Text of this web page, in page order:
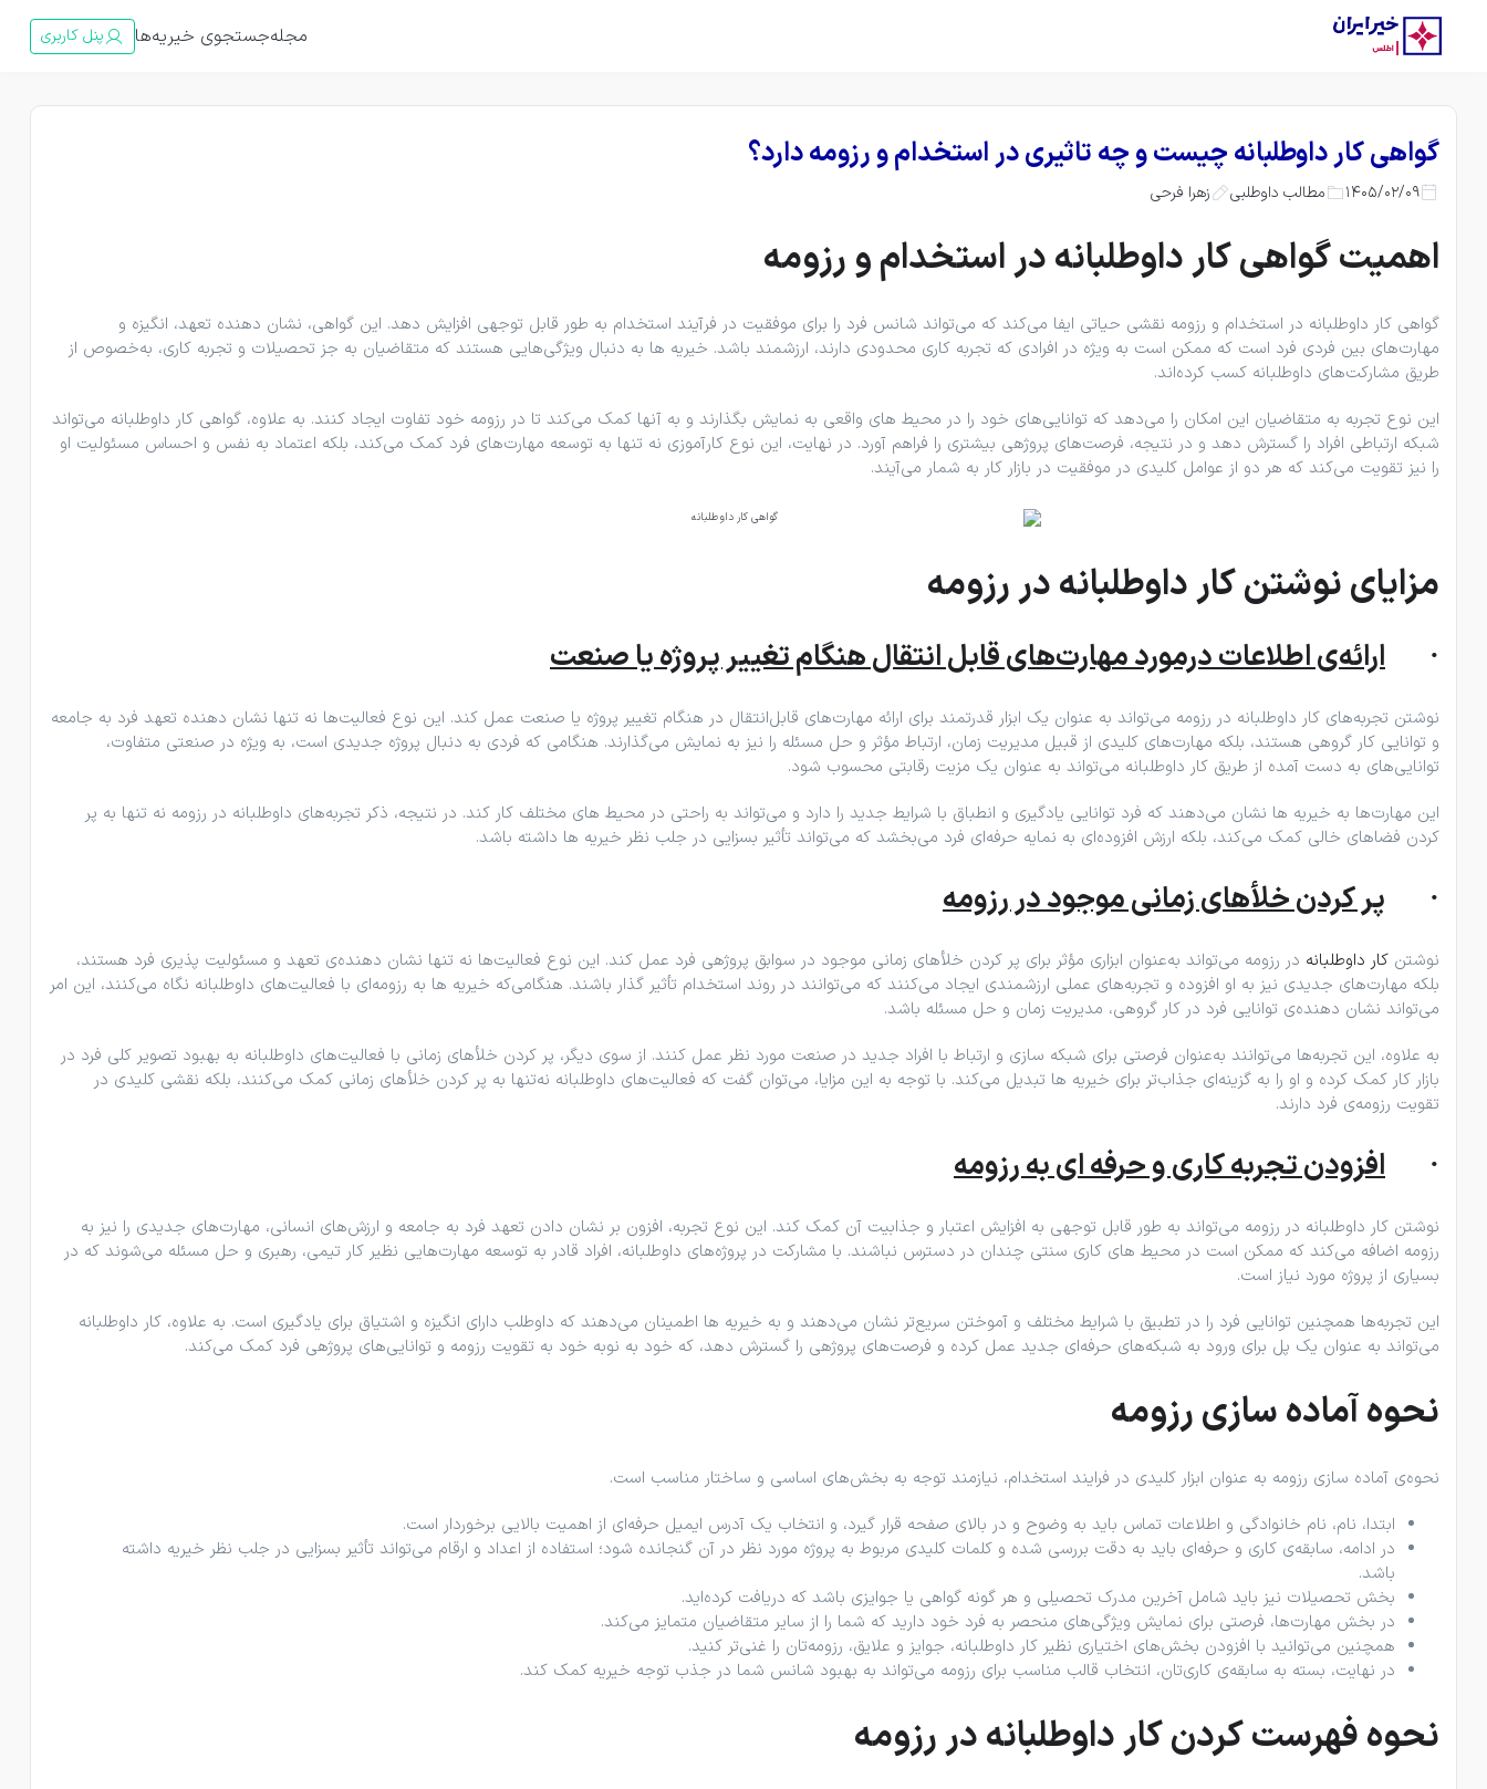
مجلهجستجوی خیریه‌ها پنل کاربری
گواهی کار داوطلبانه چیست و چه تاثیری در استخدام و رزومه دارد؟
1405/02/09 مطالب داوطلبی زهرا فرحی
اهمیت گواهی کار داوطلبانه در استخدام و رزومه
گواهی کار داوطلبانه در استخدام و رزومه نقشی حیاتی ایفا می‌کند که می‌تواند شانس فرد را برای موفقیت در فرآیند استخدام به طور قابل توجهی افزایش دهد. این گواهی، نشان ‌دهنده تعهد، انگیزه و
مهارت‌های بین ‌فردی فرد است که ممکن است به ‌ویژه در افرادی که تجربه کاری محدودی دارند، ارزشمند باشد. خیریه ها به دنبال ویژگی‌هایی هستند که متقاضیان به جز تحصیلات و تجربه کاری، به‌خصوص از
طریق مشارکت‌های داوطلبانه کسب کرده‌اند.
این نوع تجربه به متقاضیان این امکان را می‌دهد که توانایی‌های خود را در محیط ‌های واقعی به نمایش بگذارند و به آنها کمک می‌کند تا در رزومه خود تفاوت ایجاد کنند. به ‌علاوه، گواهی کار داوطلبانه می‌تواند
شبکه ارتباطی افراد را گسترش دهد و در نتیجه، فرصت‌های پروژهی بیشتری را فراهم آورد. در نهایت، این نوع کارآموزی نه ‌تنها به توسعه مهارت‌های فرد کمک می‌کند، بلکه اعتماد به نفس و احساس مسئولیت او
را نیز تقویت می‌کند که هر دو از عوامل کلیدی در موفقیت در بازار کار به شمار می‌آیند.
مزایای نوشتن کار داوطلبانه در رزومه
· ارائه‌ی اطلاعات درمورد مهارت‌های قابل ‌انتقال هنگام تغییر پروژه یا صنعت
نوشتن تجربه‌های کار داوطلبانه در رزومه می‌تواند به عنوان یک ابزار قدرتمند برای ارائه مهارت‌های قابل‌انتقال در هنگام تغییر پروژه یا صنعت عمل کند. این نوع فعالیت‌ها نه ‌تنها نشان‌ دهنده تعهد فرد به جامعه
و توانایی کار گروهی هستند، بلکه مهارت‌های کلیدی از قبیل مدیریت زمان، ارتباط مؤثر و حل مسئله را نیز به نمایش می‌گذارند. هنگامی که فردی به دنبال پروژه جدیدی است، به ‌ویژه در صنعتی متفاوت،
توانایی‌های به ‌دست ‌آمده از طریق کار داوطلبانه می‌تواند به عنوان یک مزیت رقابتی محسوب شود.
این مهارت‌ها به خیریه ها نشان می‌دهند که فرد توانایی یادگیری و انطباق با شرایط جدید را دارد و می‌تواند به ‌راحتی در محیط ‌های مختلف کار کند. در نتیجه، ذکر تجربه‌های داوطلبانه در رزومه نه ‌تنها به پر
کردن فضاهای خالی کمک می‌کند، بلکه ارزش افزوده‌ای به نمایه حرفه‌ای فرد می‌بخشد که می‌تواند تأثیر بسزایی در جلب نظر خیریه ها داشته باشد.
· پر کردن خلأهای زمانی موجود در رزومه
نوشتن کار داوطلبانه در رزومه می‌تواند به‌عنوان ابزاری مؤثر برای پر کردن خلأهای زمانی موجود در سوابق پروژهی فرد عمل کند. این نوع فعالیت‌ها نه ‌تنها نشان ‌دهنده‌ی تعهد و مسئولیت ‌پذیری فرد هستند،
بلکه مهارت‌های جدیدی نیز به او افزوده و تجربه‌های عملی ارزشمندی ایجاد می‌کنند که می‌توانند در روند استخدام تأثیر گذار باشند. هنگامی‌که خیریه ها به رزومه‌ای با فعالیت‌های داوطلبانه نگاه می‌کنند، این امر
می‌تواند نشان ‌دهنده‌ی توانایی فرد در کار گروهی، مدیریت زمان و حل مسئله باشد.
به‌ علاوه، این تجربه‌ها می‌توانند به‌عنوان فرصتی برای شبکه ‌سازی و ارتباط با افراد جدید در صنعت مورد نظر عمل کنند. از سوی دیگر، پر کردن خلأهای زمانی با فعالیت‌های داوطلبانه به بهبود تصویر کلی فرد در
بازار کار کمک کرده و او را به گزینه‌ای جذاب‌تر برای خیریه ها تبدیل می‌کند. با توجه به این مزایا، می‌توان گفت که فعالیت‌های داوطلبانه نه‌تنها به پر کردن خلأهای زمانی کمک می‌کنند، بلکه نقشی کلیدی در
تقویت رزومه‌ی فرد دارند.
· افزودن تجربه‌ کاری و حرفه ‌ای به رزومه
نوشتن کار داوطلبانه در رزومه می‌تواند به ‌طور قابل ‌توجهی به افزایش اعتبار و جذابیت آن کمک کند. این نوع تجربه، افزون بر نشان دادن تعهد فرد به جامعه و ارزش‌های انسانی، مهارت‌های جدیدی را نیز به
رزومه اضافه می‌کند که ممکن است در محیط‌ های کاری سنتی چندان در دسترس نباشند. با مشارکت در پروژه‌های داوطلبانه، افراد قادر به توسعه مهارت‌هایی نظیر کار تیمی، رهبری و حل مسئله می‌شوند که در
بسیاری از پروژه مورد نیاز است.
این تجربه‌ها همچنین توانایی فرد را در تطبیق با شرایط مختلف و آموختن سریع‌تر نشان می‌دهند و به خیریه ها اطمینان می‌دهند که داوطلب دارای انگیزه و اشتیاق برای یادگیری است. به‌ علاوه، کار داوطلبانه
می‌تواند به‌ عنوان یک پل برای ورود به شبکه‌های حرفه‌ای جدید عمل کرده و فرصت‌های پروژهی را گسترش دهد، که خود به ‌نوبه خود به تقویت رزومه و توانایی‌های پروژهی فرد کمک می‌کند.
نحوه‌ آماده‌ سازی رزومه
نحوه‌ی آماده‌ سازی رزومه به عنوان ابزار کلیدی در فرایند استخدام، نیازمند توجه به بخش‌های اساسی و ساختار مناسب است.
ابتدا، نام، نام‌ خانوادگی و اطلاعات تماس باید به وضوح و در بالای صفحه قرار گیرد، و انتخاب یک آدرس ایمیل حرفه‌ای از اهمیت بالایی برخوردار است.
در ادامه، سابقه‌ی کاری و حرفه‌ای باید به دقت بررسی شده و کلمات کلیدی مربوط به پروژه مورد نظر در آن گنجانده شود؛ استفاده از اعداد و ارقام می‌تواند تأثیر بسزایی در جلب نظر خیریه داشته
باشد.
بخش تحصیلات نیز باید شامل آخرین مدرک تحصیلی و هر گونه گواهی یا جوایزی باشد که دریافت کرده‌اید.
در بخش مهارت‌ها، فرصتی برای نمایش ویژگی‌های منحصر به فرد خود دارید که شما را از سایر متقاضیان متمایز می‌کند.
همچنین می‌توانید با افزودن بخش‌های اختیاری نظیر کار داوطلبانه، جوایز و علایق، رزومه‌تان را غنی‌تر کنید.
در نهایت، بسته به سابقه‌ی کاری‌تان، انتخاب قالب مناسب برای رزومه می‌تواند به بهبود شانس شما در جذب توجه خیریه کمک کند.
نحوه‌ فهرست کردن کار داوطلبانه در رزومه